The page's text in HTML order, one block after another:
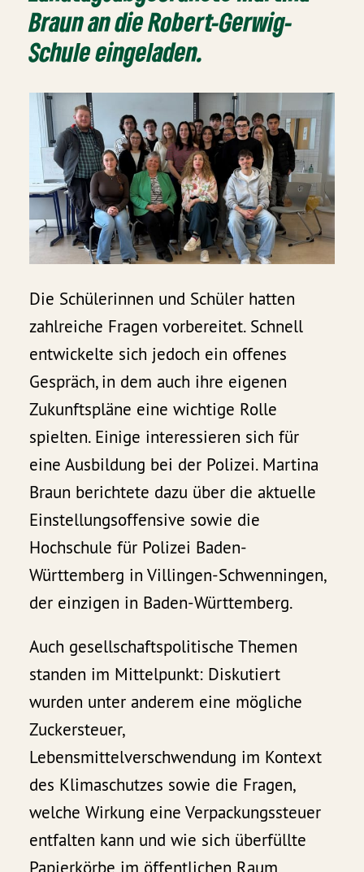
Braun an die Robert-Gerwig-
Schule eingeladen.
Die Schülerinnen und Schüler hatten
zahlreiche Fragen vorbereitet. Schnell
entwickelte sich jedoch ein offenes
Gespräch, in dem auch ihre eigenen
Zukunftspläne eine wichtige Rolle
spielten. Einige interessieren sich für
eine Ausbildung bei der Polizei. Martina
Braun berichtete dazu über die aktuelle
Einstellungsoffensive sowie die
Hochschule für Polizei Baden-
Württemberg in Villingen-Schwenningen,
der einzigen in Baden-Württemberg.
Auch gesellschaftspolitische Themen
standen im Mittelpunkt: Diskutiert
wurden unter anderem eine mögliche
Zuckersteuer,
Lebensmittelverschwendung im Kontext
des Klimaschutzes sowie die Fragen,
welche Wirkung eine Verpackungssteuer
entfalten kann und wie sich überfüllte